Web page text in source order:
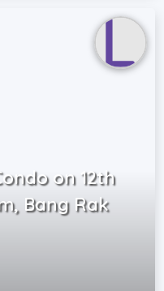
on 12th
Bang Rak